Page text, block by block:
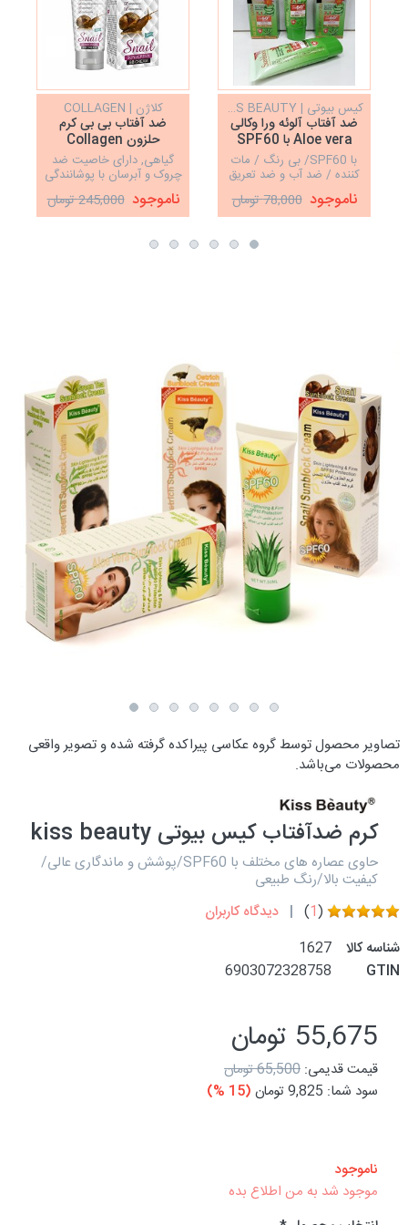
کیس بیوتی | KISS BEAUTY
ضد آفتاب آلوئه ورا وکالی
Aloe vera با SPF60
با SPF60/ بی رنگ / مات
کننده / ضد آب و ضد تعریق
ناموجود 78,000 تومان
کلاژن | COLLAGEN
ضد آفتاب بی بی کرم
حلزون Collagen
گیاهی, دارای خاصیت ضد
چروک و آبرسان با پوشانندگی
کرم ناموجود 245,000 تومان
تصاویر محصول توسط گروه عکاسی پیراکده گرفته شده و تصویر واقعی
محصولات می‌باشد.
کرم ضدآفتاب کیس بیوتی kiss beauty
حاوی عصاره های مختلف با SPF60/پوشش و ماندگاری عالی/
کیفیت بالا/رنگ طبیعی
(
1
)
دیدگاه کاربران
شناسه کالا
1627
GTIN
6903072328758
55,675 تومان
قیمت قدیمی: 65,500 تومان
سود شما: 9,825 تومان (15 %)
ناموجود
موجود شد به من اطلاع بده